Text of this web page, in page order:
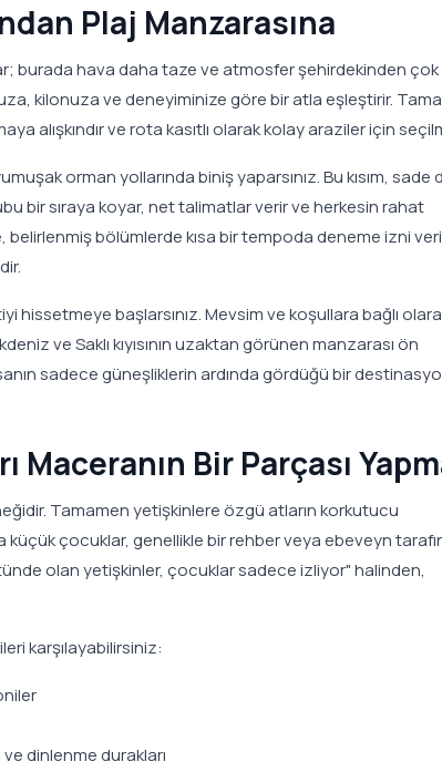
Plaj Manzarasına
burada hava daha taze ve atmosfer şehirdekinden
kilonuza ve deneyiminize göre bir atla eşleştirir.
alışkındır ve rota kasıtlı olarak kolay araziler için
orman yollarında biniş yaparsınız. Bu kısım, sade
bir sıraya koyar, net talimatlar verir ve herkesin rahat
bölümlerde kısa bir tempoda deneme izni
hissetmeye başlarsınız. Mevsim ve koşullara bağlı
ve Saklı kıyısının uzaktan görünen manzarası ön
sadece güneşliklerin ardında gördüğü bir
Bir Parçası
Tamamen yetişkinlere özgü atların korkutucu
çocuklar, genellikle bir rehber veya ebeveyn
olan yetişkinler, çocuklar sadece izliyor" halinden,
karşılayabilirsiniz:
dinlenme durakları